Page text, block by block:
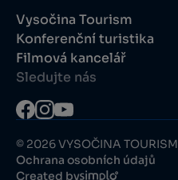
Vysočina Tourism
Konferenční turistika
Filmová kancelář
Sledujte nás
© 2026 VYSOČINA
Ochrana osobních údajů
Created by